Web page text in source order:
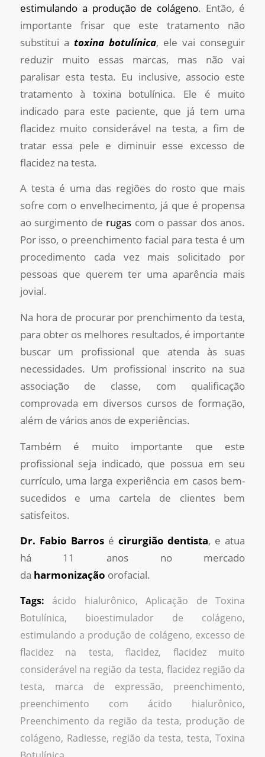
estimulando a produção de colágeno. Então, é
importante frisar que este tratamento não
substitui a toxina botulínica, ele vai conseguir
reduzir muito essas marcas, mas não vai
paralisar esta testa. Eu inclusive, associo este
tratamento à toxina botulínica. Ele é muito
indicado para este paciente, que já tem uma
flacidez muito considerável na testa, a fim de
tratar essa pele e diminuir esse excesso de
flacidez na testa.
A testa é uma das regiões do rosto que mais
sofre com o envelhecimento, já que é propensa
ao surgimento de rugas com o passar dos anos.
Por isso, o preenchimento facial para testa é um
procedimento cada vez mais solicitado por
pessoas que querem ter uma aparência mais
jovial.
Na hora de procurar por prenchimento da testa,
para obter os melhores resultados, é importante
buscar um profissional que atenda às suas
necessidades. Um profissional inscrito na sua
associação de classe, com qualificação
comprovada em diversos cursos de formação,
além de vários anos de experiências.
Também é muito importante que este
profissional seja indicado, que possua em seu
currículo, uma larga experiência em casos bem-
sucedidos e uma cartela de clientes bem
satisfeitos.
Dr. Fabio Barrosé cirurgião dentista, e atua
há 11 anos no mercado
da harmonização orofacial.
Tags: ácido hialurônico,Aplicação de Toxina
Botulínica, bioestimulador de colágeno,
estimulando a produção de colágeno, excesso de
flacidez na testa,flacidez, flacidez muito
considerável na região da testa, flacidez região da
testa, marca de expressão, preenchimento,
preenchimento com ácido hialurônico,
Preenchimento da região da testa, produção de
colágeno, Radiesse, região da testa,testa,Toxina